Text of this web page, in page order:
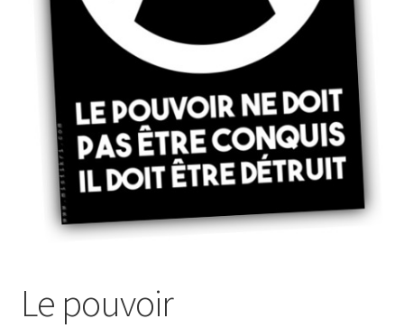
À propos
Le pouvoir